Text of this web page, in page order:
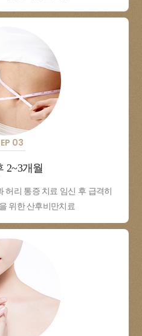
03
2~3개월
허리 통증 치료 임신 후 급격히
위한 산후비만치료